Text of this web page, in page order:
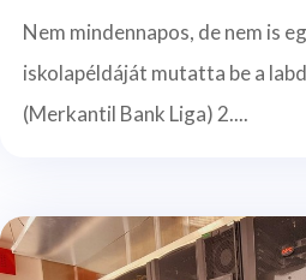
Nem mindennapos, de nem is
iskolapéldáját mutatta be a
(Merkantil Bank Liga) 2....